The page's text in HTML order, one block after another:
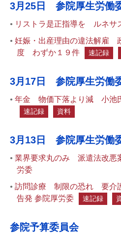
3月25日 参院厚生労働
リストラ是正指導を ルネサ
妊娠・出産理由の違法解雇
度 わずか１９件
速記録
3月17日 参院厚生労働
年金 物価下落より減 小池
速記録 資料
3月13日 参院厚生労働
業界要求丸のみ 派遣法改悪
労委
訪問診療 制限の恐れ 要介
告発 参院厚労委
速記録
参院予算委員会